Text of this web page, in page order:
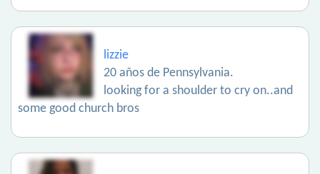
lizzie
20 años de Pennsylvania.
looking for a shoulder to cry on..and
some good church bros